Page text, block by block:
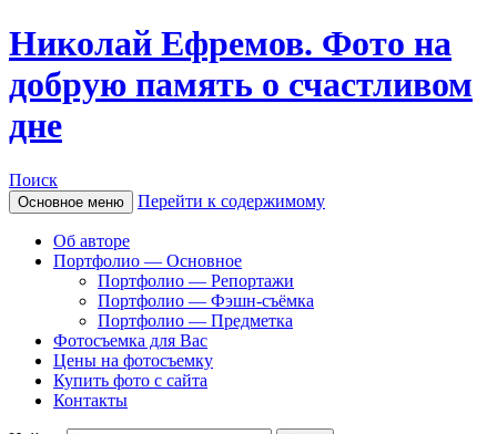
Николай Ефремов. Фото на
добрую память о счастливом
дне
Поиск
Основное меню Перейти к содержимому
Об авторе
Портфолио — Основное
Портфолио — Репортажи
Портфолио — Фэшн-съёмка
Портфолио — Предметка
Фотосъемка для Вас
Цены на фотосъемку
Купить фото с сайта
Контакты